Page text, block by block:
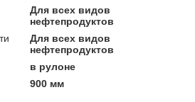
Для всех видов
нефтепродуктов
Для всех видов
нефтепродуктов
в рулоне
900 мм